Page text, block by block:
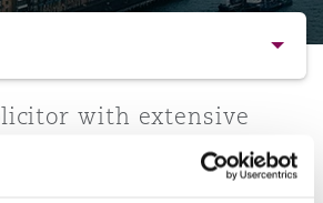
Insurance Coverage
Financial Institutions,
with extensive
employment law and is a
Lawyer in the